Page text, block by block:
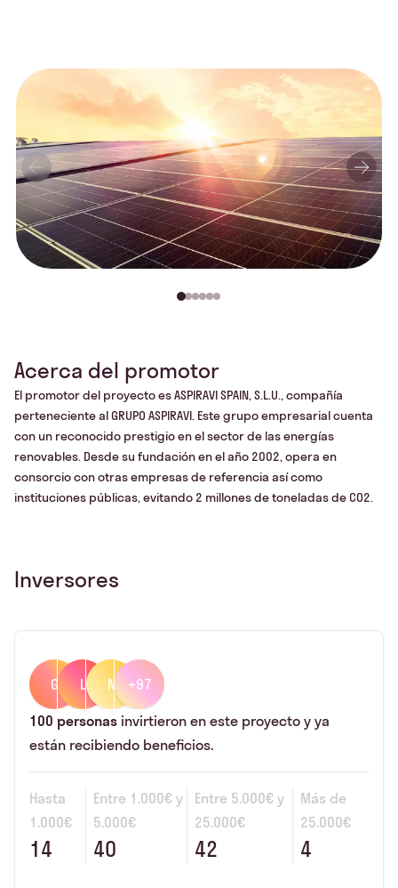
Acerca del promotor
El promotor del proyecto es ASPIRAVI SPAIN, S.L.U., compañía
perteneciente al GRUPO ASPIRAVI. Este grupo empresarial cuenta
con un reconocido prestigio en el sector de las energías
renovables. Desde su fundación en el año 2002, opera en
consorcio con otras empresas de referencia así como
instituciones públicas, evitando 2 millones de toneladas de CO2.
Inversores
G L N +97
100 personas invirtieron en este proyecto y ya
están recibiendo beneficios.
Hasta
1.000€
14
Entre 1.000€y
5.000€
40
Entre5.000€ y
25.000€
42
Más de
25.000€
4